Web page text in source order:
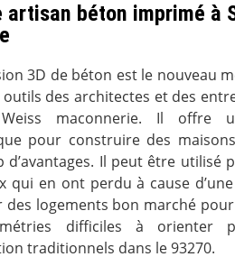
artisan béton imprimé à
3D de béton est le nouveau
outils des architectes et des
maconnerie. Il offre
pour construire des
d’avantages. Il peut être utilisé
qui en ont perdu à cause
des logements bon marché
difficiles à orienter
traditionnels dans le 93270.